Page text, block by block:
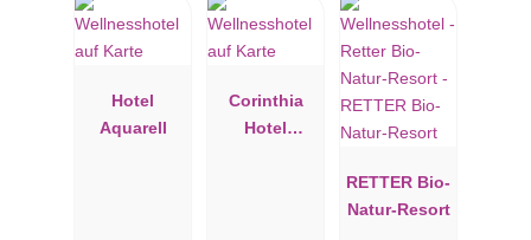
Hotel
Aquarell
Corinthia
Hotel
RETTER Bio-
Natur-Resort